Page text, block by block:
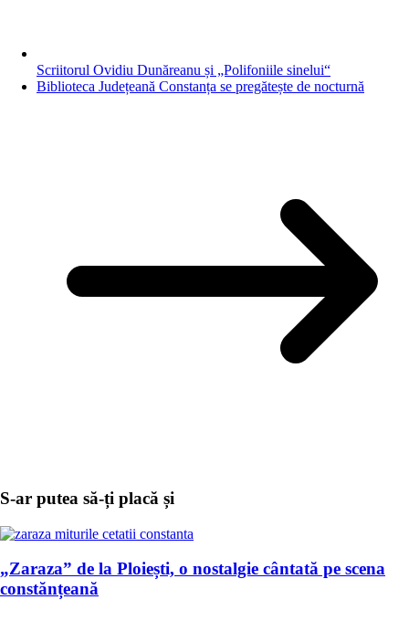
Scriitorul Ovidiu Dunăreanu și „Polifoniile sinelui“
Biblioteca Județeană Constanța se pregătește de nocturnă
S-ar putea să-ți placă și
„Zaraza” de la Ploiești, o nostalgie cântată pe scena
constănțeană